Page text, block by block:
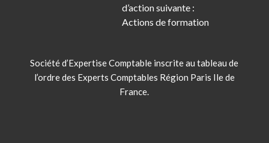
d’action suivante :
Actions de formation
Société d’Expertise Comptable inscrite au tableau de
l’ordre des Experts Comptables Région Paris Ile de
France.